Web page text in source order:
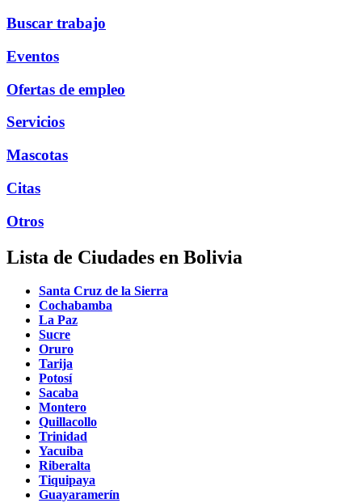
Buscar trabajo
Eventos
Ofertas de empleo
Servicios
Mascotas
Citas
Otros
Lista de Ciudades en Bolivia
Santa Cruz de la Sierra
Cochabamba
La Paz
Sucre
Oruro
Tarija
Potosí
Sacaba
Montero
Quillacollo
Trinidad
Yacuiba
Riberalta
Tiquipaya
Guayaramerín